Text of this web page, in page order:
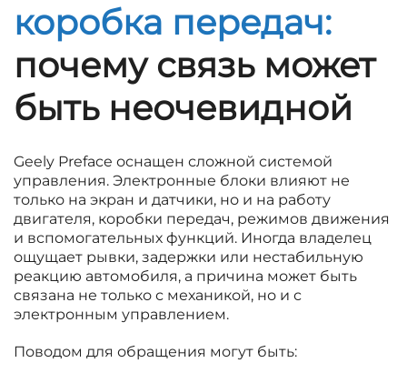
коробка передач:
почему связь может
быть неочевидной
Geely Preface оснащен сложной системой
управления. Электронные блоки влияют не
только на экран и датчики, но и на работу
двигателя, коробки передач, режимов движения
и вспомогательных функций. Иногда владелец
ощущает рывки, задержки или нестабильную
реакцию автомобиля, а причина может быть
связана не только с механикой, но и с
электронным управлением.
Поводом для обращения могут быть: